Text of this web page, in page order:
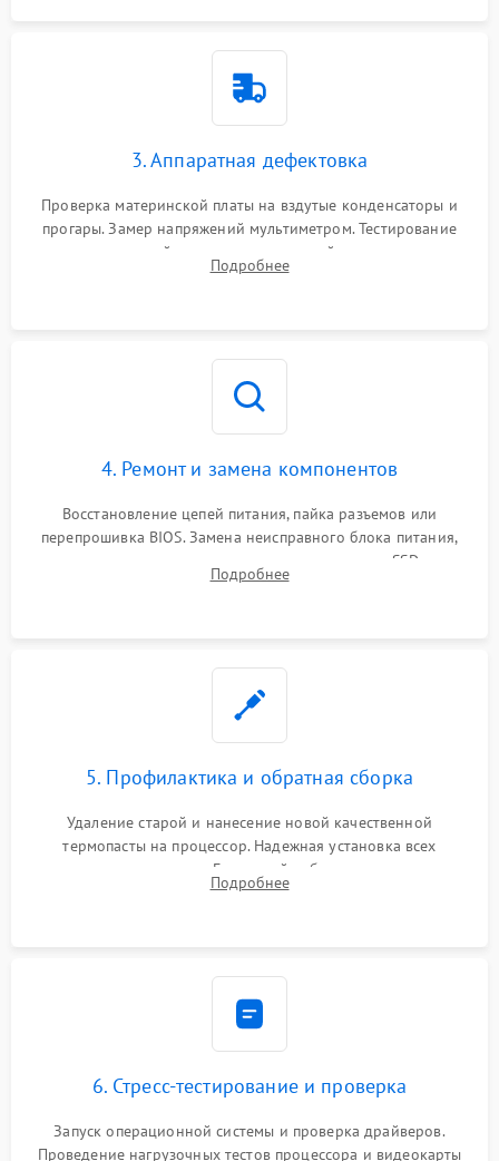
3. Аппаратная дефектовка
Проверка материнской платы на вздутые конденсаторы и
прогары. Замер напряжений мультиметром. Тестирование
оперативной памяти и накопителей с помощью
диагностического ПО для выявления сбойных секторов и
Подробнее
4. Ремонт и замена компонентов
Восстановление цепей питания, пайка разъемов или
перепрошивка BIOS. Замена неисправного блока питания,
видеокарты, процессора или установка нового SSD для
восстановления и повышения скорости работы системы.
Подробнее
5. Профилактика и обратная сборка
Удаление старой и нанесение новой качественной
термопасты на процессор. Надежная установка всех
комплектующих в слоты. Грамотный кабель-менеджмент для
обеспечения правильной циркуляции воздуха внутри
Подробнее
6. Стресс-тестирование и проверка
Запуск операционной системы и проверка драйверов.
Проведение нагрузочных тестов процессора и видеокарты